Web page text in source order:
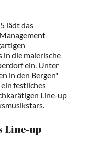
lädt das
in die malerische
ein. Unter
in den Bergen"
festliches
Line-up
Line-up